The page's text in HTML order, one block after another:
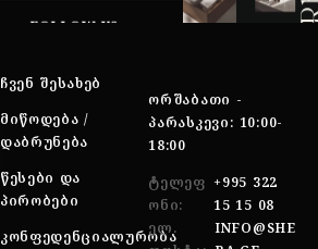
FOLLOW US
ᲩᲕᲔᲜ ᲨᲔᲡᲐᲮᲔᲑ
ᲛᲘᲬᲝᲓᲔᲑᲐ /
ᲓᲐᲑᲠᲣᲜᲔᲑᲐ
ᲬᲔᲡᲔᲑᲘ ᲓᲐ
ᲞᲘᲠᲝᲑᲔᲑᲘ
ᲙᲝᲜᲤᲔᲓᲔᲜᲪᲘᲐᲚᲣᲠᲝᲑᲐ
ᲝᲠᲨᲐᲑᲐᲗᲘ -
ᲞᲐᲠᲐᲡᲙᲔᲕᲘ: 10:00-
18:00
ᲢᲔᲚᲔᲤ
ᲝᲜᲘ:
+995 322
15 15 08
ᲔᲚ.
INFO@SHE